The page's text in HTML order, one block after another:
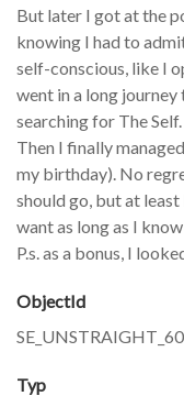
But later I got at the
knowing I had to
self-conscious, like I
went in a long
searching for The Self.
Then I finally
my birthday). No
should go, but at
want as long as I
P.s. as a bonus, I
ObjectId
Typ